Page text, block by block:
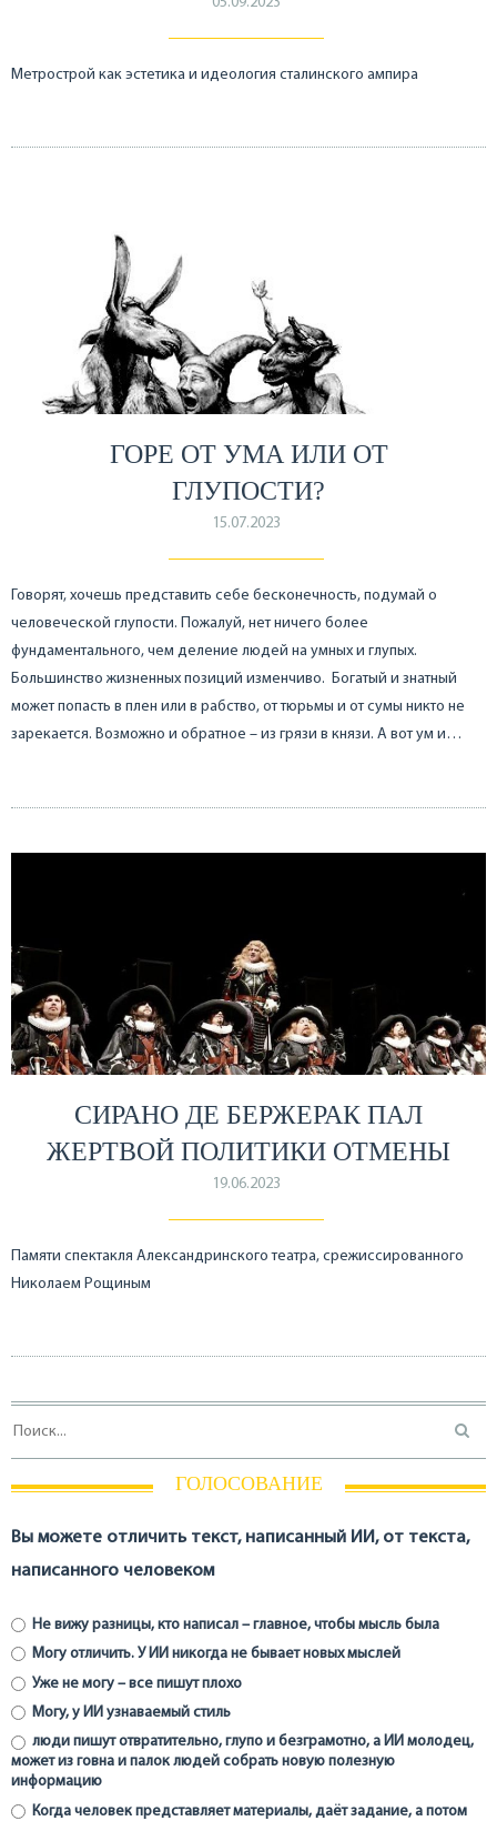
Метрострой как эстетика и идеология сталинского ампира
ГОРЕ ОТ УМА ИЛИ ОТ
ГЛУПОСТИ?
15.07.2023
Говорят, хочешь представить себе бесконечность, подумай о
человеческой глупости. Пожалуй, нет ничего более
фундаментального, чем деление людей на умных и глупых.
Большинство жизненных позиций изменчиво. Богатый и знатный
может попасть в плен или в рабство, от тюрьмы и от сумы никто не
зарекается. Возможно и обратное – из грязи в князи. А вот ум и…
СИРАНО ДЕ БЕРЖЕРАК ПАЛ
ЖЕРТВОЙ ПОЛИТИКИ ОТМЕНЫ
19.06.2023
Памяти спектакля Александринского театра, срежиссированного
Николаем Рощиным
ГОЛОСОВАНИЕ
Вы можете отличить текст, написанный ИИ, от текста,
написанного человеком
Не вижу разницы, кто написал – главное, чтобы мысль была
Могу отличить. У ИИ никогда не бывает новых мыслей
Уже не могу – все пишут плохо
Могу, у ИИ узнаваемый стиль
люди пишут отвратительно, глупо и безграмотно, а ИИ молодец,
может из говна и палок людей собрать новую полезную
информацию
Когда человек представляет материалы, даёт задание, а потом